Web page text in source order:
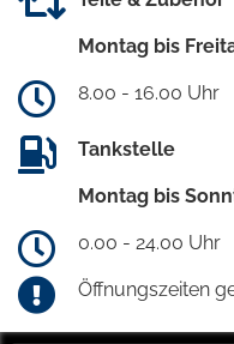
Montag bis
8.00 - 16.00 Uhr
Tankstelle
Montag bis
0.00 - 24.00 Uhr
Öffnungszeiten